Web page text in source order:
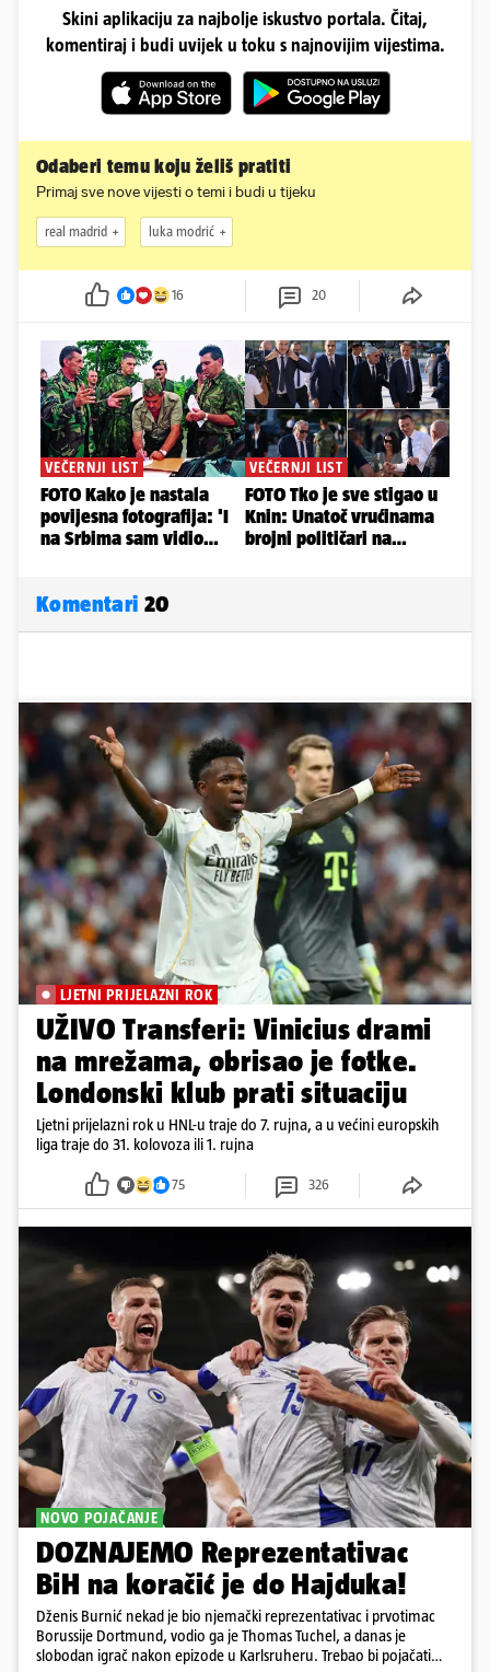
Skini aplikaciju za najbolje iskustvo portala. Čitaj,
komentiraj i budi uvijek u toku s najnovijim vijestima.
Odaberi temu koju želiš pratiti
Primaj sve nove vijesti o temi i budi u tijeku
real madrid luka modrić
16 20
Komentari 20
LJETNI PRIJELAZNI ROK
UŽIVO Transferi: Vinicius drami
na mrežama, obrisao je fotke.
Londonski klub prati situaciju
Ljetni prijelazni rok u HNL-u traje do 7. rujna, a u većini europskih
liga traje do 31. kolovoza ili 1. rujna
75 326
NOVO POJAČANJE
DOZNAJEMO Reprezentativac
BiH na koračić je do Hajduka!
Dženis Burnić nekad je bio njemački reprezentativac i prvotimac
Borussije Dortmund, vodio ga je Thomas Tuchel, a danas je
slobodan igrač nakon epizode u Karlsruheru. Trebao bi pojačati